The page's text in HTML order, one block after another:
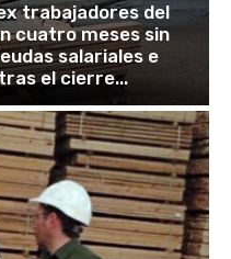
trabajadores del
cuatro meses sin
salariales e
el cierre...